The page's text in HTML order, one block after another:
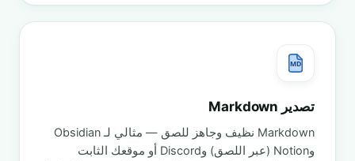
MD
تصدير Markdown
Markdown نظيف وجاهز للصق — مثالي لـ Obsidian
وNotion (عبر اللصق) وDiscord أو موقعك الثابت